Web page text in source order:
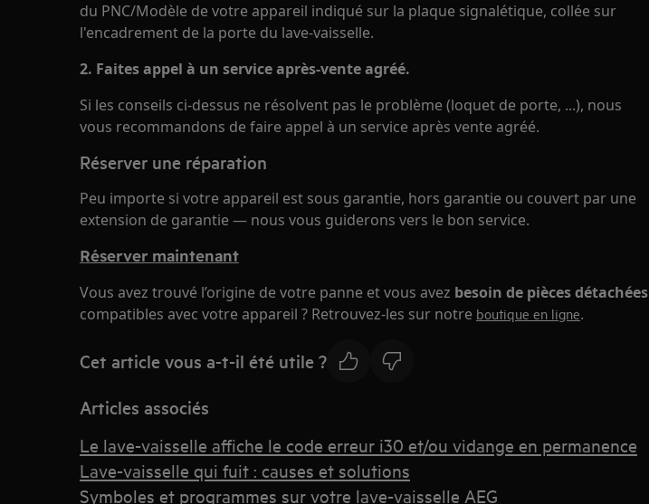
du PNC/Modèle de votre appareil indiqué sur la plaque signalétique, collée sur
l'encadrement de la porte du lave-vaisselle.
2. Faites appel à un service après-vente agréé.
Si les conseils ci-dessus ne résolvent pas le problème (loquet de porte, ...), nous
vous recommandons de faire appel à un service après vente agréé.
Réserver une réparation
Peu importe si votre appareil est sous garantie, hors garantie ou couvert par une
extension de garantie — nous vous guiderons vers le bon service.
Réserver maintenant
Vous avez trouvé l’origine de votre panne et vous avez besoin de pièces détachées
compatibles avec votre appareil ? Retrouvez-les sur notre boutique en ligne.
Cet article vous a-t-il été utile ?
Articles associés
Le lave-vaisselle affiche le code erreur i30 et/ou vidange en permanence
Lave-vaisselle qui fuit : causes et solutions
Symboles et programmes sur votre lave-vaisselle AEG